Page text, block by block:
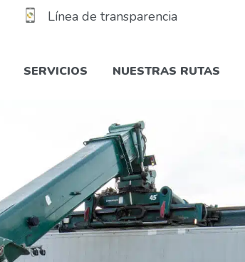
Línea de transparencia
SERVICIOS NUESTRAS RUTAS